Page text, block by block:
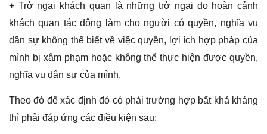
+ Trở ngại khách quan là những trở ngại do hoàn cảnh
khách quan tác động làm cho người có quyền, nghĩa vụ
dân sự không thể biết về việc quyền, lợi ích hợp pháp của
mình bị xâm phạm hoặc không thể thực hiện được quyền,
nghĩa vụ dân sự của mình.
Theo đó để xác định đó có phải trường hợp bất khả kháng
thì phải đáp ứng các điều kiện sau: